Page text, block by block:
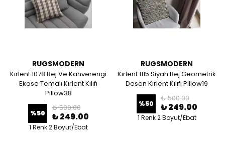
RUGSMODERN
Kırlent 1078 Bej Ve Kahverengi
Ekose Temalı Kırlent Kılıfı
Pillow38
%50
₺ 500.00
₺ 249.00
1 Renk 2 Boyut/Ebat
RUGSMODERN
Kırlent 1115 Siyah Bej Geometrik
Desen Kırlent Kılıfı Pillow19
%50
₺ 500.00
₺ 249.00
1 Renk 2 Boyut/Ebat